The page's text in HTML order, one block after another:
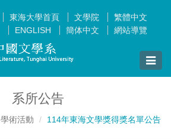
東海大學首頁 文學院
繁體中文
ENGLISH
簡体中文 網站導覽
Toggle
系所公告
學術活動 114年東海文學獎得獎名單公告